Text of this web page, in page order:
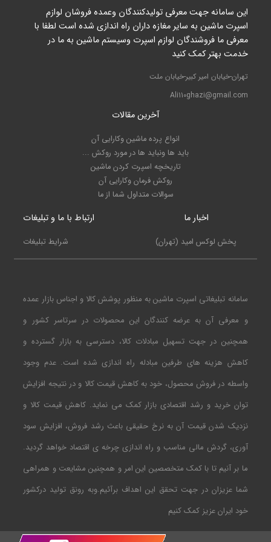
این سامانه جهت معرفی تولیدکنندگان وعمده فروشان لوازم
اسپرت ماشین به سایر مغازه داران راه اندازی شده است لطفا با
معرفی ما فروشندگان لوازم اسپرت وسیستم ماشین به ما در
خدمت بهتر کمک کنید
تهران-خیابان امیر کبیر-خیابان ملت
Ali110ghazi@gmail.com
آخرین مقالات
انواع پرده ماشین وکارایی آن
باید ها ونباید ها در مورد روکش ...
تاریخچه اسپرت کردن ماشین
روکش فرمان وکارایی آن
سوالات متداول شما از ما
اخبار ما
پخش لوکس امید (تهران)
ارتباط با ما و تبلیغات
شرایط تبلیغات
سامانه تبلیغاتی اسپرت ماشین به منظور پوشش کالا و اجناس بازار عمده
و معرفی آن به عرضه کنندگان این محصولات در سرتاسر کشور و
همچنین در جهت تسهیل مبادلات کالا، دسترسی به بازار گسترده و
کاهش هزینه های طرفین مبادله راه اندازی شده است. عدم وجود
واسطه در فروش محصول، خود به کاهش قیمت کالا و در نتیجه افزایش
توان خرید و رشد اقتصادی بازار کمک می نماید. کاهش قیمت کالا و
نزدیک شدن قیمت آن به نرخ حقیقی باعث رشد فروش، افزایش سود
آوری، گردش مالی مناسب و راه اندازی چرخه ی اقتصاد خواهد گردید.
ما بر آنیم تا با کمک متخصصین این امر و همچنین مشایعت و همراهی
شما عزیزان در جهت تحقق این اهداف برآئیم.وبه رونق تولید درکشور
خود ایران عزیز کمک کنیم